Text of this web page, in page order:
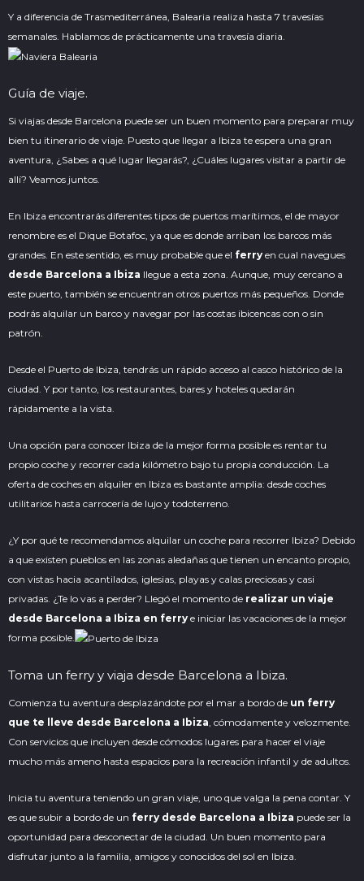
Y a diferencia de Trasmediterránea, Balearia realiza hasta 7 travesías
semanales. Hablamos de prácticamente una travesía diaria.
Guía de viaje.
Si viajas desde Barcelona puede ser un buen momento para preparar muy
bien tu itinerario de viaje. Puesto que llegar a Ibiza te espera una gran
aventura, ¿Sabes a qué lugar llegarás?, ¿Cuáles lugares visitar a partir de
allí? Veamos juntos.
En Ibiza encontrarás diferentes tipos de puertos marítimos, el de mayor
renombre es el Dique Botafoc, ya que es donde arriban los barcos más
grandes. En este sentido, es muy probable que el ferry en cual navegues
desde Barcelona a Ibiza llegue a esta zona. Aunque, muy cercano a
este puerto, también se encuentran otros puertos más pequeños. Donde
podrás alquilar un barco y navegar por las costas ibicencas con o sin
patrón.
Desde el Puerto de Ibiza, tendrás un rápido acceso al casco histórico de la
ciudad. Y por tanto, los restaurantes, bares y hoteles quedarán
rápidamente a la vista.
Una opción para conocer Ibiza de la mejor forma posible es rentar tu
propio coche y recorrer cada kilómetro bajo tu propia conducción. La
oferta de coches en alquiler en Ibiza es bastante amplia: desde coches
utilitarios hasta carrocería de lujo y todoterreno.
¿Y por qué te recomendamos alquilar un coche para recorrer Ibiza? Debido
a que existen pueblos en las zonas aledañas que tienen un encanto propio,
con vistas hacia acantilados, iglesias, playas y calas preciosas y casi
privadas. ¿Te lo vas a perder? Llegó el momento de realizar un viaje
desde Barcelona a Ibiza en ferry e iniciar las vacaciones de la mejor
forma posible.
Toma un ferry y viaja desde Barcelona a Ibiza.
Comienza tu aventura desplazándote por el mar a bordo de un ferry
que te lleve desde Barcelona a Ibiza, cómodamente y velozmente.
Con servicios que incluyen desde cómodos lugares para hacer el viaje
mucho más ameno hasta espacios para la recreación infantil y de adultos.
Inicia tu aventura teniendo un gran viaje, uno que valga la pena contar. Y
es que subir a bordo de un ferry desde Barcelona a Ibiza puede ser la
oportunidad para desconectar de la ciudad. Un buen momento para
disfrutar junto a la familia, amigos y conocidos del sol en Ibiza.